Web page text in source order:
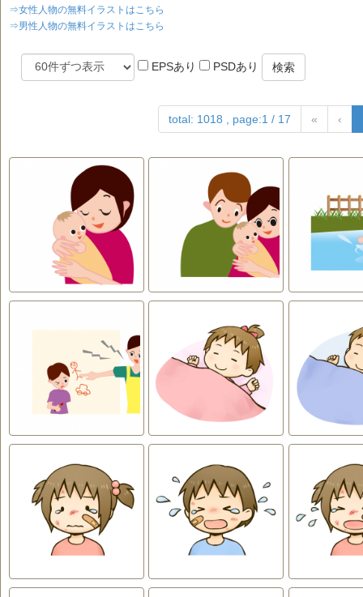
⇒女性人物の無料イラストはこちら
⇒男性人物の無料イラストはこちら
EPSあり PSDあり 検索
total: 1018 , page:1 / 17 « ‹